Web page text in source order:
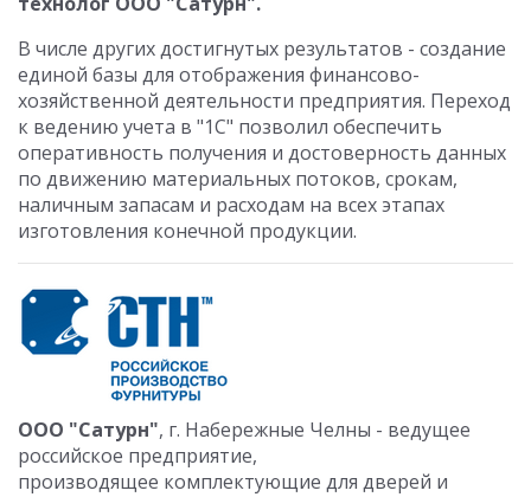
В числе других достигнутых результатов - создание
единой базы для отображения финансово-
хозяйственной деятельности предприятия. Переход
к ведению учета в "1С" позволил обеспечить
оперативность получения и достоверность данных
по движению материальных потоков, срокам,
наличным запасам и расходам на всех этапах
изготовления конечной продукции.
ООО "Сатурн", г. Набережные Челны - ведущее
российское предприятие,
производящее комплектующие для дверей и